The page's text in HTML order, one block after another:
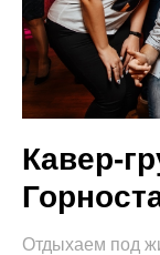
Кавер-
Отдыхаем под